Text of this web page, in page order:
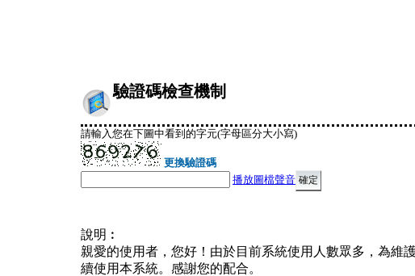
驗證碼檢查機制
請輸入您在下圖中看到的字元(字母區分大小寫)
更換驗證碼
播放圖檔聲音
說明︰
親愛的使用者，您好！由於目前系統使用人數眾多，為維
續使用本系統。感謝您的配合。